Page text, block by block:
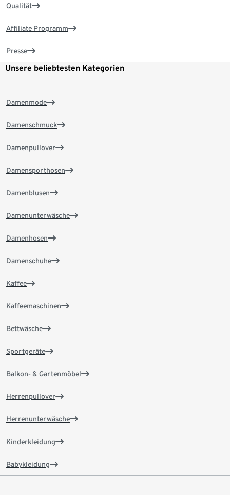
Qualität
Affiliate Programm
Presse
Unsere beliebtesten Kategorien
Damenmode
Damenschmuck
Damenpullover
Damensporthosen
Damenblusen
Damenunterwäsche
Damenhosen
Damenschuhe
Kaffee
Kaffeemaschinen
Bettwäsche
Sportgeräte
Balkon- & Gartenmöbel
Herrenpullover
Herrenunterwäsche
Kinderkleidung
Babykleidung